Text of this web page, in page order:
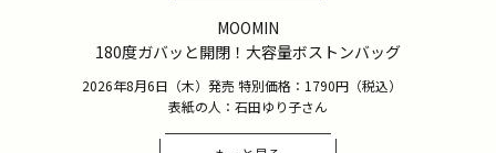
MOOMIN
180度ガバッと開閉！大容量ボストンバッグ
2026年8月6日（木）発売 特別価格：1790円（税込）
表紙の人：石田ゆり子さん